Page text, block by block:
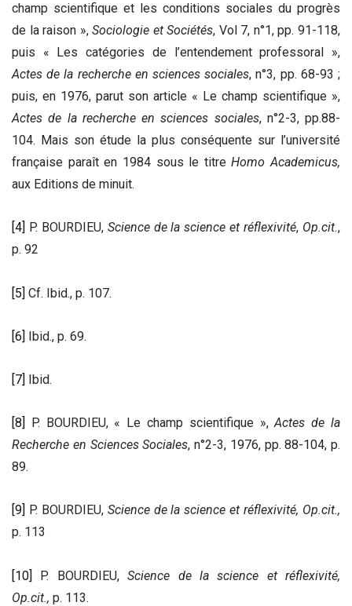
champ scientifique et les conditions sociales du progrès
de la raison »,Sociologie et Sociétés, Vol 7, n°1, pp. 91-118,
puis « Les catégories de l’entendement professoral »,
Actes de la recherche en sciences sociales, n°3, pp. 68-93 ;
puis, en 1976, parut son article « Le champ scientifique »,
Actes de la recherche en sciences sociales, n°2-3, pp.88-
104. Mais son étude la plus conséquente sur l’université
française paraît en 1984 sous le titreHomo Academicus,
aux Editions de minuit.
[4] P. BOURDIEU, Science de la science et réflexivité, Op.cit.,
p. 92
[5] Cf. Ibid., p. 107.
[6] Ibid., p. 69.
[7] Ibid.
[8] P. BOURDIEU, « Le champ scientifique »,Actes de la
Recherche en Sciences Sociales, n°2-3, 1976, pp. 88-104, p.
89.
[9] P. BOURDIEU, Science de la science et réflexivité, Op.cit.,
p. 113
[10] P. BOURDIEU,Science de la science et réflexivité,
Op.cit., p. 113.